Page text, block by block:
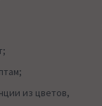
из цветов,